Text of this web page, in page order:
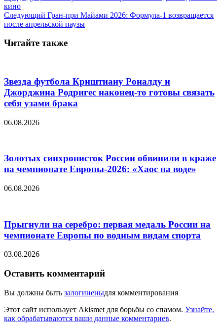
кино
Следующий Гран-при Майами 2026: Формула-1 возвращается
после апрельской паузы
Читайте также
Звезда футбола Криштиану Роналду и
Джорджина Родригес наконец-то готовы связать
себя узами брака
06.08.2026
Золотых синхронисток России обвинили в краже
на чемпионате Европы-2026: «Хаос на воде»
06.08.2026
Прыгнули на серебро: первая медаль России на
чемпионате Европы по водным видам спорта
03.08.2026
Оставить комментарий
Вы должны быть залогиненыдля комментирования
Этот сайт использует Akismet для борьбы со спамом. Узнайте,
как обрабатываются ваши данные комментариев.